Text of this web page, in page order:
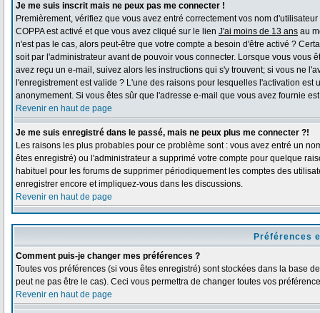
Je me suis inscrit mais ne peux pas me connecter !
Premièrement, vérifiez que vous avez entré correctement vos nom
COPPA est activé et que vous avez cliqué sur le lien J'ai moins de 13 ans au
n'est pas le cas, alors peut-être que votre compte a besoin d'être activé ?
soit par l'administrateur avant de pouvoir vous connecter. Lorsque vous
avez reçu un e-mail, suivez alors les instructions qui s'y trouvent; si vous ne
l'enregistrement est valide ? L'une des raisons pour lesquelles l'activation
anonymement. Si vous êtes sûr que l'adresse e-mail que vous avez fournie
Revenir en haut de page
Je me suis enregistré dans le passé, mais ne peux plus me connecter ?!
Les raisons les plus probables pour ce problème sont : vous avez entré un
êtes enregistré) ou l'administrateur a supprimé votre compte pour quelque
habituel pour les forums de supprimer périodiquement les comptes des
enregistrer encore et impliquez-vous dans les discussions.
Revenir en haut de page
Préférences
Comment puis-je changer mes préférences ?
Toutes vos préférences (si vous êtes enregistré) sont stockées dans la base
peut ne pas être le cas). Ceci vous permettra de changer toutes vos
Revenir en haut de page